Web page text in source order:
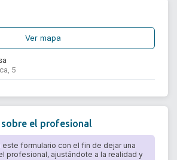
Ver mapa
5
el profesional
este formulario con el fin de dejar una
profesional, ajustándote a la realidad y